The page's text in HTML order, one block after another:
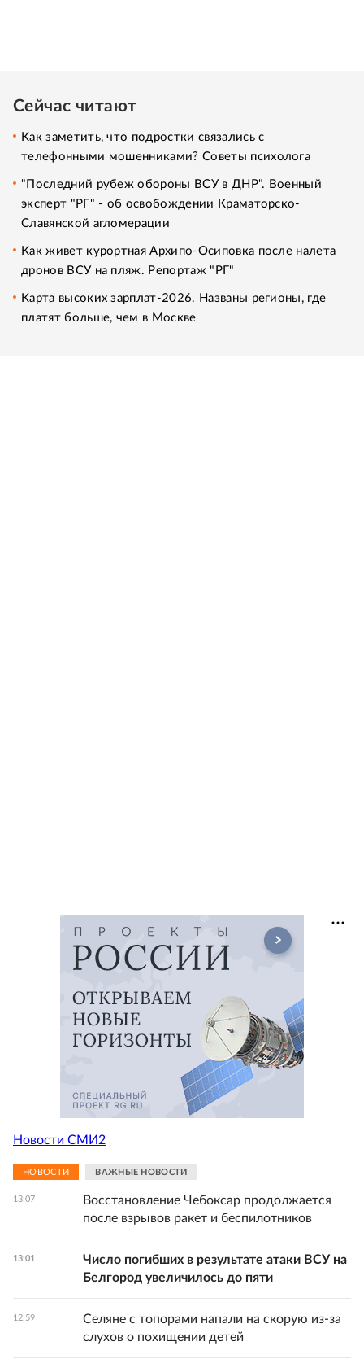
Сейчас читают
Как заметить, что подростки связались с
телефонными мошенниками? Советы психолога
"Последний рубеж обороны ВСУ в ДНР". Военный
эксперт "РГ" - об освобождении Краматорско-
Славянской агломерации
Как живет курортная Архипо-Осиповка после налета
дронов ВСУ на пляж. Репортаж "РГ"
Карта высоких зарплат-2026. Названы регионы, где
платят больше, чем в Москве
Новости СМИ2
НОВОСТИ ВАЖНЫЕ НОВОСТИ
13:07
Восстановление Чебоксар продолжается
после взрывов ракет и беспилотников
13:01
Число погибших в результате атаки ВСУ на
Белгород увеличилось до пяти
12:59
Селяне с топорами напали на скорую из-за
слухов о похищении детей